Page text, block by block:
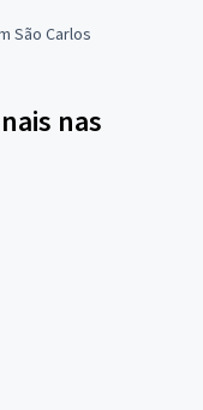
São Carlos
nas